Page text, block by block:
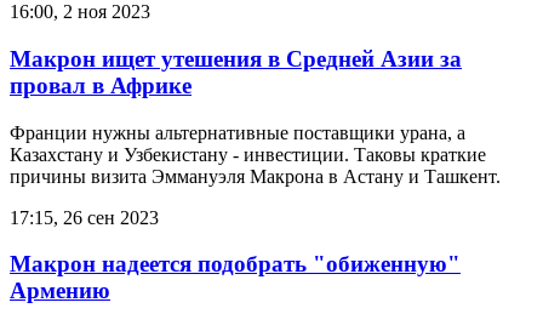
16:00, 2 ноя 2023
Макрон ищет утешения в Средней Азии за
провал в Африке
Франции нужны альтернативные поставщики урана, а
Казахстану и Узбекистану - инвестиции. Таковы краткие
причины визита Эммануэля Макрона в Астану и Ташкент.
17:15, 26 сен 2023
Макрон надеется подобрать "обиженную"
Армению